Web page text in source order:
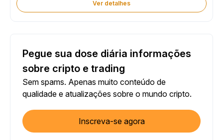
Ver detalhes
Pegue sua dose diária informações
sobre cripto e trading
Sem spams. Apenas muito conteúdo de
qualidade e atualizações sobre o mundo cripto.
Inscreva-se agora